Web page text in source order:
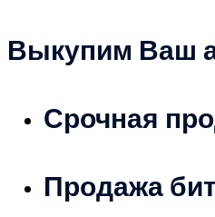
Выкупим Ваш
Срочная
Продажа